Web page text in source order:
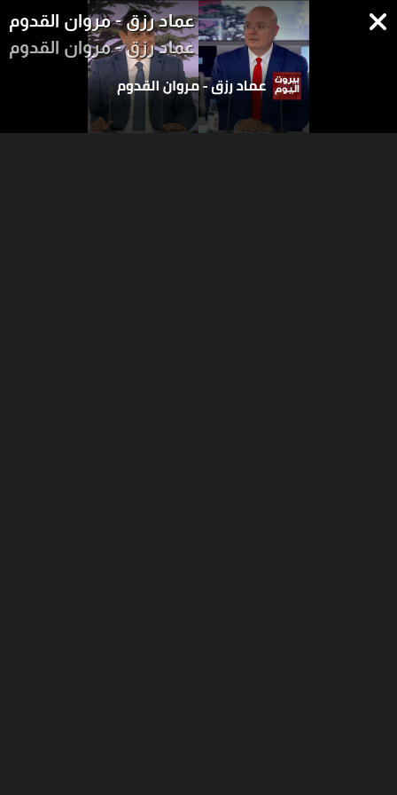
عماد رزق - مروان القدوم
عماد رزق - مروان القدوم